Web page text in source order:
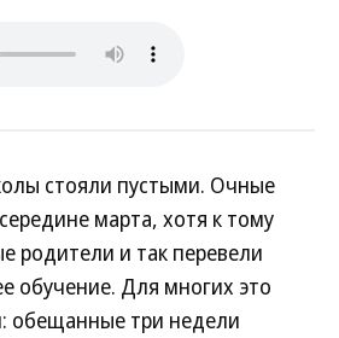
стояли пустыми. Очные
марта, хотя к тому
родители и так перевели
обучение. Для многих это
обещанные три недели